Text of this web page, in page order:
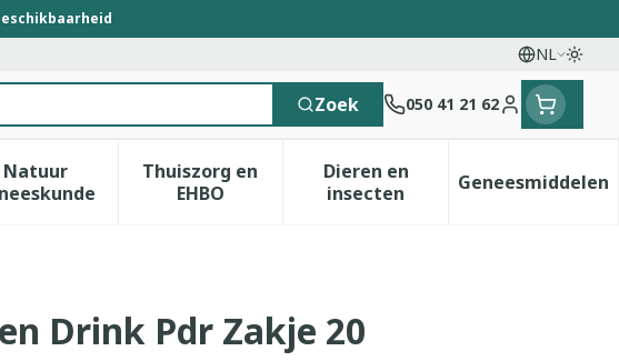
NL
Talen
Zoek 050 41 21 62
Klant menu
en kinderen categorie
Vitaliteit 50+ categorie
Natuur
Toon submenu voor Natuur geneeskunde categorie
Thuiszorg en
EHBOToon submenu voor Thuiszorg en EHBO
Dieren en
insectenToon submenu voor Dieren
Geneesmiddelen
Toon
Drink Pdr Zakje 20